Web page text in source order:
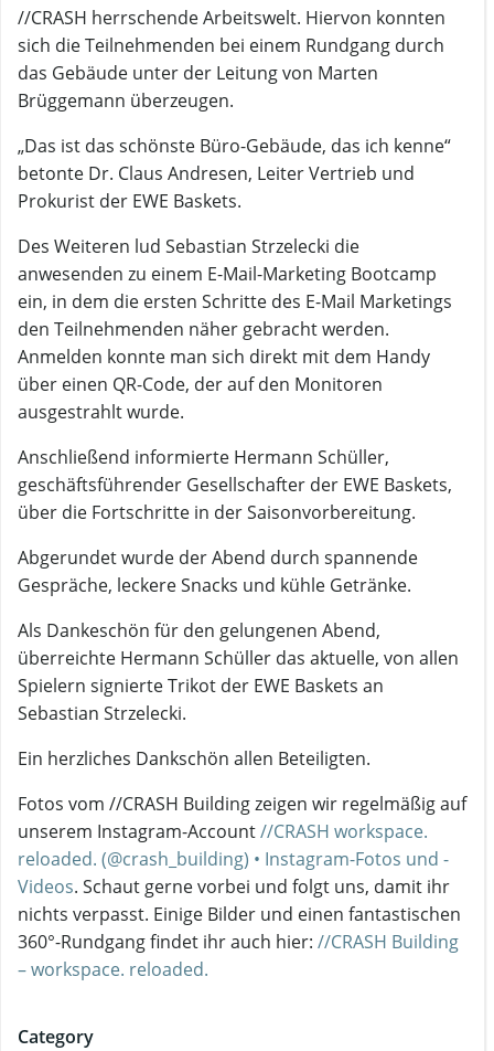
//CRASH herrschende Arbeitswelt. Hiervon konnten
sich die Teilnehmenden bei einem Rundgang durch
das Gebäude unter der Leitung von Marten
Brüggemann überzeugen.
„Das ist das schönste Büro-Gebäude, das ich kenne“
betonte Dr. Claus Andresen, Leiter Vertrieb und
Prokurist der EWE Baskets.
Des Weiteren lud Sebastian Strzelecki die
anwesenden zu einem E-Mail-Marketing Bootcamp
ein, in dem die ersten Schritte des E-Mail Marketings
den Teilnehmenden näher gebracht werden.
Anmelden konnte man sich direkt mit dem Handy
über einen QR-Code, der auf den Monitoren
ausgestrahlt wurde.
Anschließend informierte Hermann Schüller,
geschäftsführender Gesellschafter der EWE Baskets,
über die Fortschritte in der Saisonvorbereitung.
Abgerundet wurde der Abend durch spannende
Gespräche, leckere Snacks und kühle Getränke.
Als Dankeschön für den gelungenen Abend,
überreichte Hermann Schüller das aktuelle, von allen
Spielern signierte Trikot der EWE Baskets an
Sebastian Strzelecki.
Ein herzliches Dankschön allen Beteiligten.
Fotos vom //CRASH Building zeigen wir regelmäßig auf
unserem Instagram-Account//CRASH workspace.
reloaded. (@crash_building) • Instagram-Fotos und -
Videos. Schaut gerne vorbei und folgt uns, damit ihr
nichts verpasst. Einige Bilder und einen fantastischen
360°-Rundgang findet ihr auch hier: //CRASH Building
– workspace. reloaded.
Category